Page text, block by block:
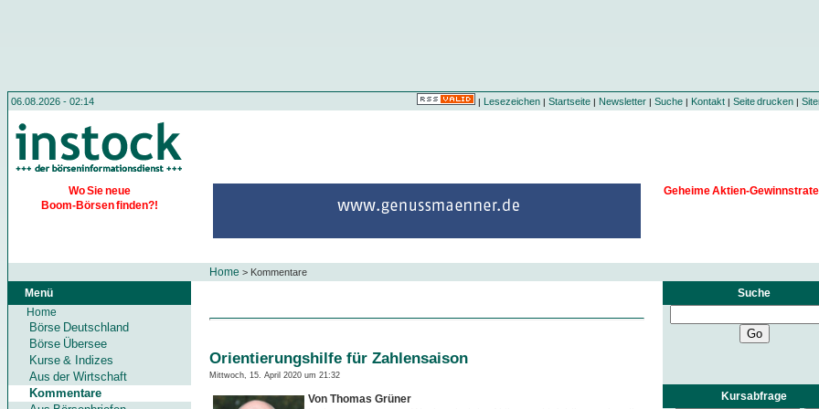
06.08.2026 - 02:14 | Lesezeichen| Startseite| Newsletter| Suche| Kontakt| Seite drucken |
Wo Sie neue
Boom-Börsen finden?!
Geheime Aktien-
Home > Kommentare
Menü
Home
Börse Deutschland
Börse Übersee
Kurse & Indizes
Aus der Wirtschaft
Kommentare
Suche
Kursabfrage
Orientierungshilfe für Zahlensaison
Mittwoch, 15. April 2020 um 21:32
Von Thomas Grüner